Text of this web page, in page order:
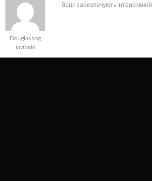
Douglassog
Invitado
Вони забезпечують